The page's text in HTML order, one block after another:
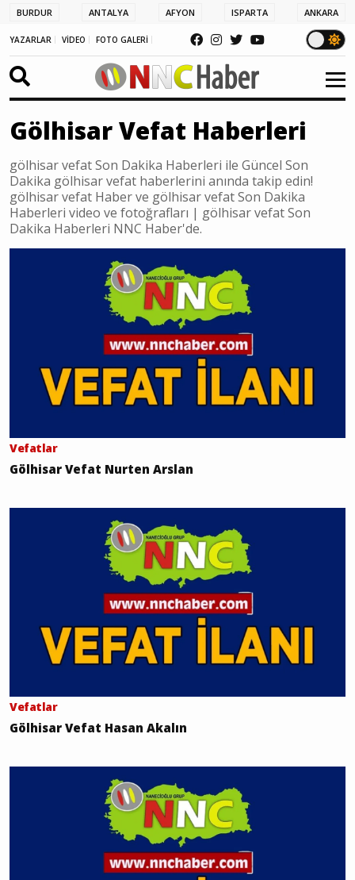
BURDUR ANTALYA AFYON ISPARTA ANKARA
YAZARLAR VİDEO FOTO GALERİ
Gölhisar Vefat Haberleri
gölhisar vefat Son Dakika Haberleri ile Güncel Son
Dakika gölhisar vefat haberlerini anında takip edin!
gölhisar vefat Haber ve gölhisar vefat Son Dakika
Haberleri video ve fotoğrafları | gölhisar vefat Son
Dakika Haberleri NNC Haber'de.
Vefatlar
Gölhisar Vefat Nurten Arslan
Vefatlar
Gölhisar Vefat Hasan Akalın